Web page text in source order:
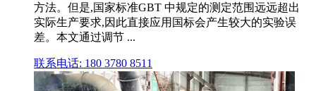
方法。但是,国家标准GBT 中规定的测定范围远远超出
实际生产要求,因此直接应用国标会产生较大的实验误
差。本文通过调节 ...
联系电话: 180 3780 8511